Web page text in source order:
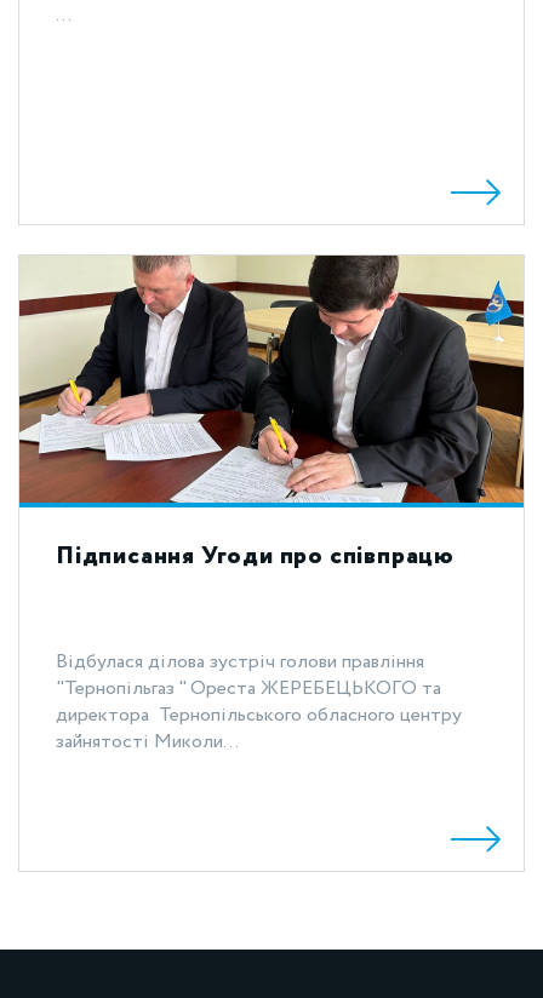
...
Підписання Угоди про співпрацю
Відбулася ділова зустріч голови правління
"Тернопільгаз " Ореста ЖЕРЕБЕЦЬКОГО та
директора Тернопільського обласного центру
зайнятості Миколи...